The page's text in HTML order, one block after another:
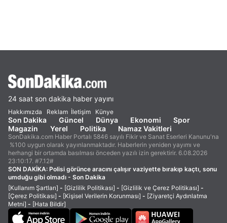
24 saat son dakika haber yayını
Hakkımızda Reklam İletişim Künye
Son Dakika Güncel Dünya Ekonomi
Spor
Magazin
Yerel Politika Namaz Vakitleri
SonDakika.com Haber Portalı 5846 sayılı Fikir ve Sanat Eserleri Kanunu'na
%100 uygun olarak yayınlanmaktadır. Haberlerin yeniden yayımı ve
herhangi bir ortamda basılması önceden yazılı izin gerektirir. 6.08.2026
23:10:17. #7.12#
SON DAKİKA: Polisi görünce aracını çalışır vaziyette bırakıp kaçtı, sonu
umduğu gibi olmadı - Son Dakika
[Kullanım Şartları] - [Gizlilik Politikası] - [Gizlilik ve Çerez Politikası] -
[Çerez Politikası] - [Kişisel Verilerin Korunması] - [Ziyaretçi Aydınlatma
Metni] - [Hata Bildir]